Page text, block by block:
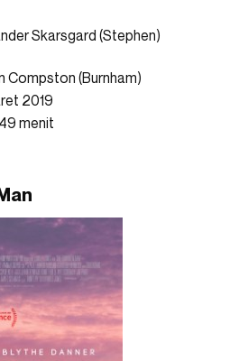
Skarsgard (Stephen)
Compston (Burnham)
2019
menit